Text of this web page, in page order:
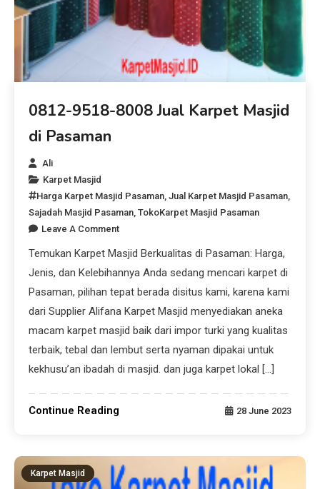
0812-9518-8008 Jual Karpet Masjid
di Pasaman
Ali
Karpet Masjid
Harga Karpet Masjid Pasaman ,Jual Karpet Masjid Pasaman
Sajadah Masjid Pasaman ,TokoKarpet Masjid Pasaman
Leave A Comment
Temukan Karpet Masjid Berkualitas di Pasaman: Harga,
Jenis, dan Kelebihannya Anda sedang mencari karpet di
Pasaman, pilihan tepat berada disitus kami, karena kami
dari Supplier Alifana Karpet Masjid menyediakan aneka
macam karpet masjid baik dari impor turki yang kualitas
terbaik, tebal dan lembut serta nyaman dipakai untuk
kekhusu’an ibadah di masjid. dan juga karpet lokal […]
Continue Reading 28 June 2023
Karpet Masjid